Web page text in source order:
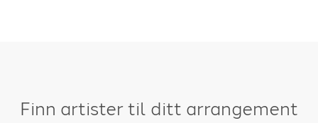
Finn artister til ditt arrangement